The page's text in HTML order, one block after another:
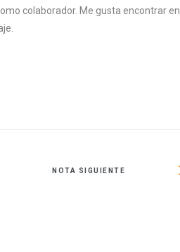
colaborador. Me gusta encontrar en
NOTA SIGUIENTE